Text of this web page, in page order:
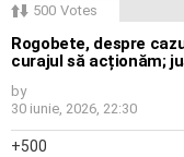
500 Votes
Rogobete, despre
curajul să acționăm;
by
30 iunie, 2026, 22:30
500